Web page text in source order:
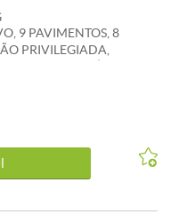
9 PAVIMENTOS, 8
PRIVILEGIADA,
PARA MORADORES
NO
COM A
PRÉDIO POSSUI